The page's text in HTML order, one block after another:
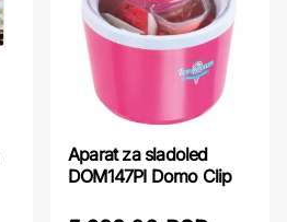
Aparat za sladoled
DOM147PI Domo Clip